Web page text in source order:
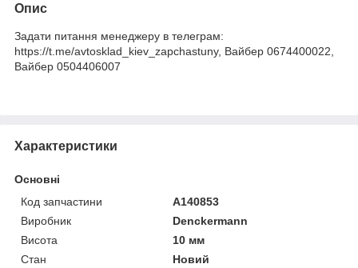
Опис
Задати питання менеджеру в телеграм:
https://t.me/avtosklad_kiev_zapchastuny, Вайбер 0674400022,
Вайбер 0504406007
Характеристики
Основні
Код запчастини
A140853
Виробник
Denckermann
Висота
10 мм
Стан
Новий